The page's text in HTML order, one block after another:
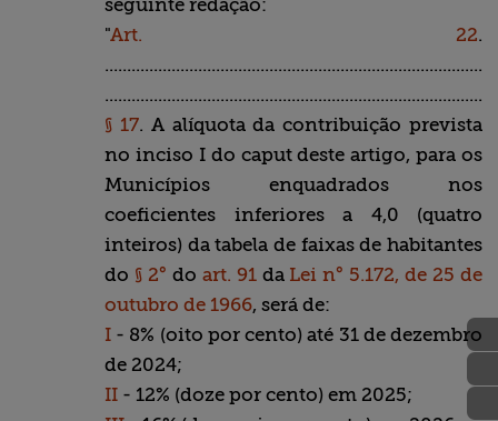
seguinte redação:
"Art. 22.
§ 17. A alíquota da contribuição prevista
no inciso I do caput deste artigo, para os
Municípios enquadrados nos
coeficientes inferiores a 4,0 (quatro
inteiros) da tabela de faixas de habitantes
do § 2° do art. 91da Lei n° 5.172, de 25 de
outubro de 1966, será de:
I - 8% (oito por cento) até 31 de dezembro
de 2024;
II - 12% (doze por cento) em 2025;